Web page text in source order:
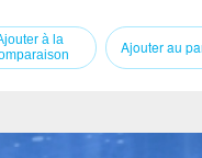
Ajouter au